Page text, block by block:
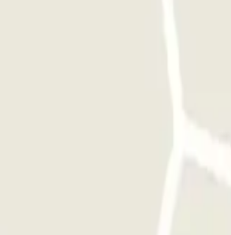
tua prenotazione. Assicurati di essere di
potrai accedere a un altro
per uscire dal parcheggio.
attraverso l'applicazione o il link